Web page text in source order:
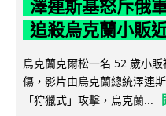
澤連斯基怒斥俄
追殺烏克蘭小販
烏克蘭克爾松一名 52 歲小
傷，影片由烏克蘭總統澤連
「狩獵式」攻擊，烏克蘭...